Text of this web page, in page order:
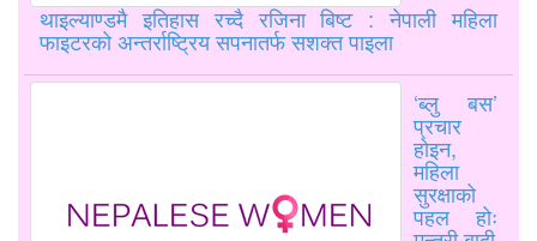
थाइल्याण्डमै इतिहास रच्दै रजिना बिष्ट : नेपाली महिला
फाइटरको अन्तर्राष्ट्रिय सपनातर्फ सशक्त पाइला
‘ब्लु बस’
प्रचार
होइन,
महिला
सुरक्षाको
पहल होः